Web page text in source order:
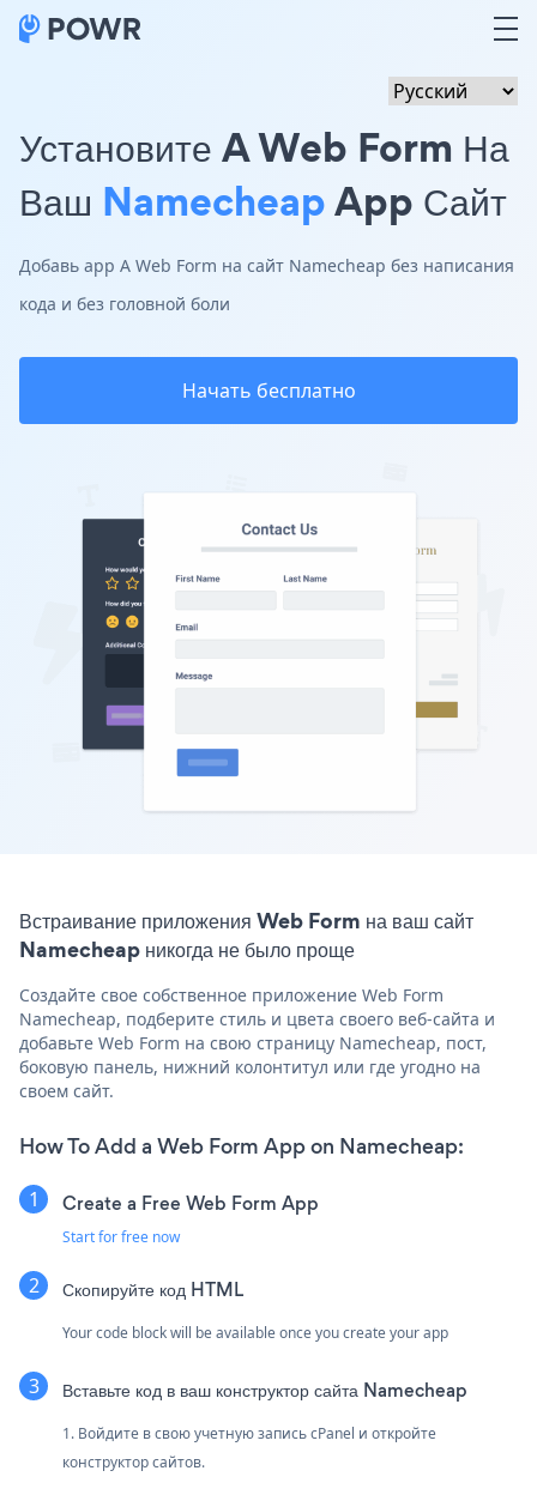
Установите A Web Form На
Ваш NamecheapApp Сайт
Добавь app A Web Form на сайт Namecheap без написания
кода и без головной боли
Начать бесплатно
Встраивание приложения Web Form на ваш сайт
Namecheap никогда не было проще
Создайте свое собственное приложение Web Form
Namecheap, подберите стиль и цвета своего веб-сайта и
добавьте Web Form на свою страницу Namecheap, пост,
боковую панель, нижний колонтитул или где угодно на
своем сайт.
How To Add a Web Form App on Namecheap:
Create a Free Web Form App
Start for free now
Скопируйте код HTML
Your code block will be available once you create your app
Вставьте код в ваш конструктор сайта Namecheap
1. Войдите в свою учетную запись cPanel и откройте
конструктор сайтов.